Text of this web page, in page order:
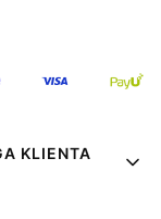
KLIENTA